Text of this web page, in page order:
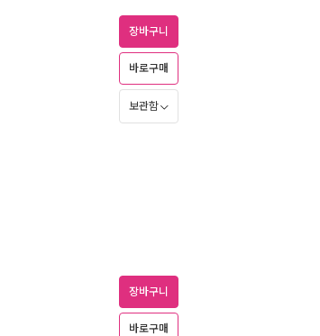
장바구니
바로구매
보관함
장바구니
바로구매